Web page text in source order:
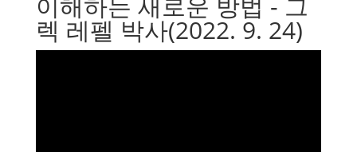
렉 레펠 박사(2022. 9. 24)